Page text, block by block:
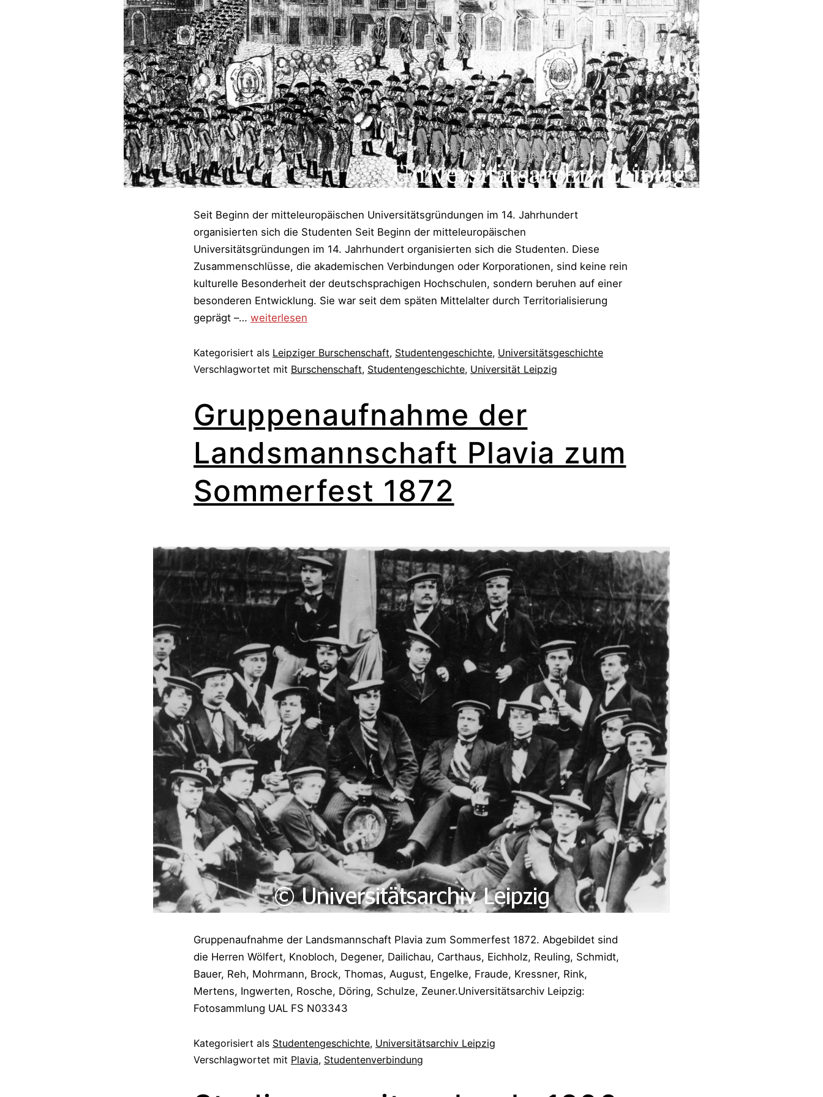
Seit Beginn der mitteleuropäischen Universitätsgründungen im 14. Jahrhundert
organisierten sich die Studenten Seit Beginn der mitteleuropäischen
Universitätsgründungen im 14. Jahrhundert organisierten sich die Studenten. Diese
Zusammenschlüsse, die akademischen Verbindungen oder Korporationen, sind keine rein
kulturelle Besonderheit der deutschsprachigen Hochschulen, sondern beruhen auf einer
besonderen Entwicklung. Sie war seit dem späten Mittelalter durch Territorialisierung
geprägt –… Leipziger
|
Zu
am
Juni
1818
weiterlesen
Kategorisiert als Leipziger Burschenschaft, Studentengeschichte, Universitätsgeschichte
Verschlagwortet mit Burschenschaft, Studentengeschichte, Universität Leipzig
Gruppenaufnahme der
Landsmannschaft Plavia zum
Sommerfest 1872
Gruppenaufnahme der Landsmannschaft Plavia zum Sommerfest 1872. Abgebildet sind
die Herren Wölfert, Knobloch, Degener, Dailichau, Carthaus, Eichholz, Reuling, Schmidt,
Bauer, Reh, Mohrmann, Brock, Thomas, August, Engelke, Fraude, Kressner, Rink,
Mertens, Ingwerten, Rosche, Döring, Schulze, Zeuner.Universitätsarchiv Leipzig:
Fotosammlung UAL FS N03343
Kategorisiert als Studentengeschichte, Universitätsarchiv Leipzig
Verschlagwortet mit Plavia, Studentenverbindung